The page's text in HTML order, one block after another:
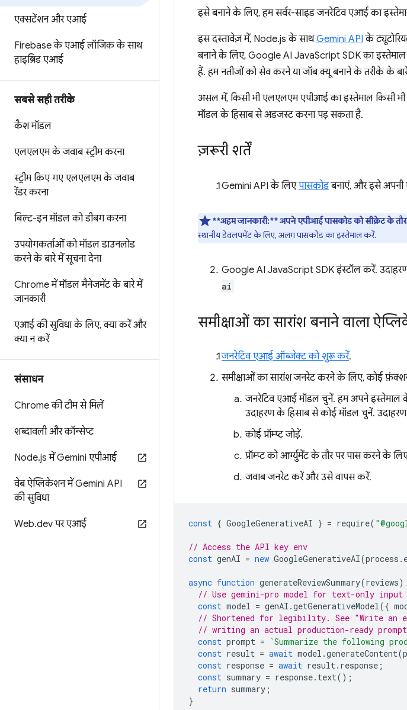
एक्सटेंशन और एआई
Firebase के एआई लॉजिक के साथ
हाइब्रिड एआई
सबसे सही तरीके
कैश मॉडल
एलएलएम के जवाब स्ट्रीम करना
स्ट्रीम किए गए एलएलएम के जवाब
रेंडर करना
बिल्ट-इन मॉडल को डीबग करना
उपयोगकर्ताओं को मॉडल डाउनलोड
करने के बारे में सूचना देना
Chrome में मॉडल मैनेजमेंट के बारे में
जानकारी
एआई की सुविधा के लिए,क्या करें और
क्या न करें
संसाधन
Chrome की टीम से मिलें
शब्दावली और कॉन्सेप्ट
Node.js में Gemini एपीआई
वेब ऐप्लिकेशन में Gemini API
की सुविधा
Web.dev पर एआई
इसे बनाने के लिए, हम सर्वर-साइड जनरेटिव एआई का
इस दस्तावेज़ में, Node.js के साथGemini API के
बनाने के लिए, Google AI JavaScript SDK का
हैं. हम नतीजों को सेव करने या जॉब क्यू बनाने के तरीके के
असल में, किसी भी एलएलएम एपीआई का इस्तेमाल किसी भी
मॉडल के हिसाब से अडजस्ट करना पड़ सकता है.
ज़रूरी शर्तें
Gemini API के लिएपासकोडबनाएं, और इसे अपनी
**अहम जानकारी:**अपने एपीआई पासकोड को सीक्रेट के
स्थानीय डेवलपमेंट के लिए, अलग पासकोड का इस्तेमाल करें.
Google AI JavaScript SDK इंस्टॉल करें.
ai
समीक्षाओं का सारांश बनाने वाला
जनरेटिव एआई ऑब्जेक्ट को शुरू करें.
समीक्षाओं का सारांश जनरेट करने के लिए, कोई
जनरेटिव एआई मॉडल चुनें. हम अपने इस्तेमाल
उदाहरण के हिसाब से कोई मॉडल चुनें.
कोई प्रॉम्प्ट जोड़ें.
प्रॉम्प्ट को आर्ग्युमेंट के तौर पर पास करने के
जवाब जनरेट करें और उसे वापस करें.
const { GoogleGenerativeAI } = require(
// Access the API key env
const genAI = new GoogleGenerativeAI(process .
async function generateReviewSummary(reviews)
// Use gemini-pro model for text-only input
const model = genAI .getGenerativeModel({
// Shortened for legibility. See "Write an
// writing an actual production-ready
const prompt = `Summarize the following
const result = await model .generateContent(
const response = await result. response ;
const summary = response. text();
return summary ;
}